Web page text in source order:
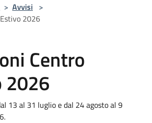
> Avvisi >
2026
Centro
2026
13 al 31 luglio e dal 24 agosto al 9